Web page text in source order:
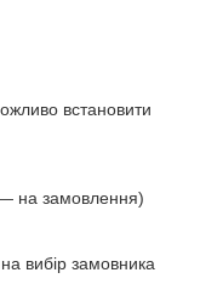
встановити
на замовлення)
вибір замовника